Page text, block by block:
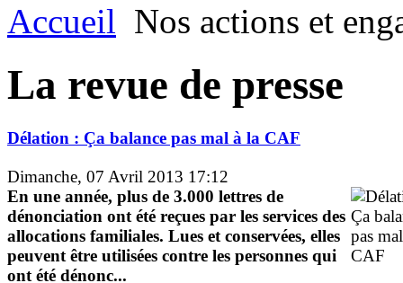
Accueil Nos actions et
La revue de presse
Délation : Ça balance pas mal à la CAF
Dimanche, 07 Avril 2013 17:12
En une année, plus de 3.000 lettres de
dénonciation ont été reçues par les services des
allocations familiales. Lues et conservées, elles
peuvent être utilisées contre les personnes qui
ont été dénonc...